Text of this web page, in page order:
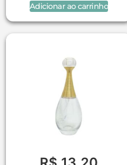
Adicionar ao carrinho